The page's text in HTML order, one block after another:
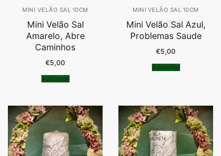
MINI VELÃO SAL 10CM
Mini Velão Sal
Amarelo, Abre
Caminhos
€5,00
Adicionar
MINI VELÃO SAL 10CM
Mini Velão Sal Azul,
Problemas Saude
€5,00
Adicionar